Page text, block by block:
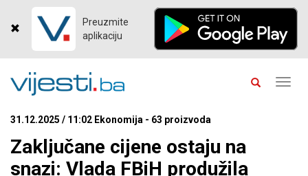
Preuzmite
aplikaciju
31.12.2025 / 11:02 Ekonomija - 63 proizvoda
Zaključane cijene ostaju na
snazi: Vlada FBiH produžila